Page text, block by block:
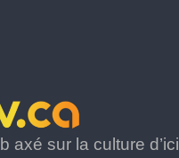
axé sur la culture d’ici